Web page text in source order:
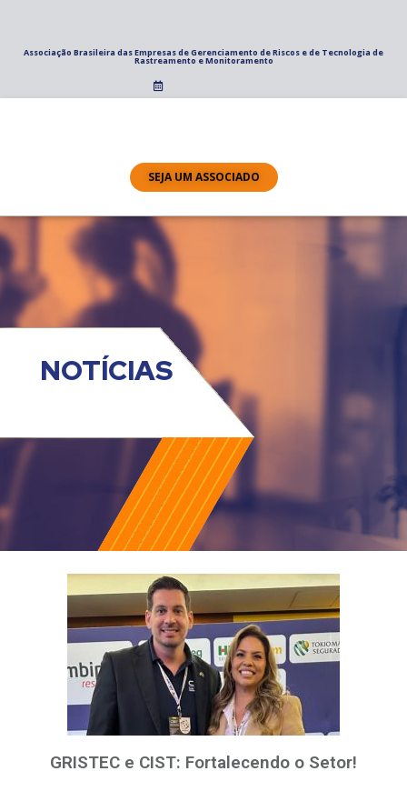
Associação Brasileira das Empresas de Gerenciamento de Riscos e de Tecnologia de
Rastreamento e Monitoramento
SEJA UM ASSOCIADO
NOTÍCIAS
GRISTEC e CIST: Fortalecendo o Setor!